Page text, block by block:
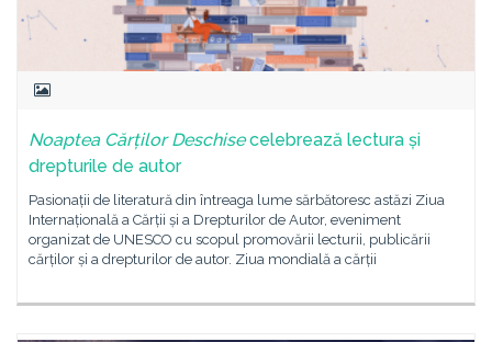
Noaptea Cărților Deschisecelebrează lectura și
drepturile de autor
Pasionații de literatură din întreaga lume sărbătoresc astăzi Ziua
Internațională a Cărții și a Drepturilor de Autor, eveniment
organizat de UNESCO cu scopul promovării lecturii, publicării
cărților și a drepturilor de autor. Ziua mondială a cărții